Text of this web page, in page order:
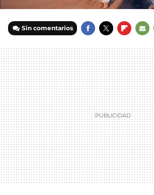
Sin comentarios
MAIL